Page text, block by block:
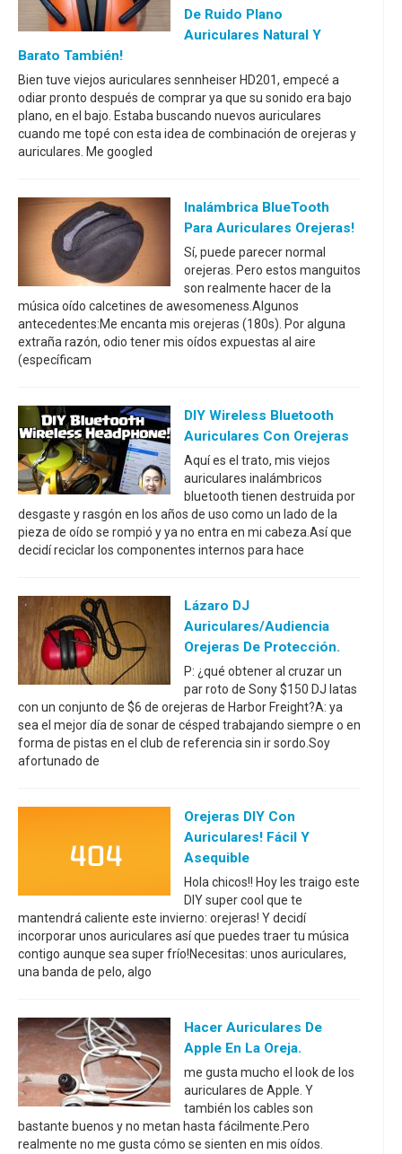
De Ruido Plano
Auriculares Natural Y
Barato También!
Bien tuve viejos auriculares sennheiser HD201, empecé a
odiar pronto después de comprar ya que su sonido era bajo
plano, en el bajo. Estaba buscando nuevos auriculares
cuando me topé con esta idea de combinación de orejeras y
auriculares. Me googled
Inalámbrica BlueTooth
Para Auriculares Orejeras!
Sí, puede parecer normal
orejeras. Pero estos manguitos
son realmente hacer de la
música oído calcetines de awesomeness.Algunos
antecedentes:Me encanta mis orejeras (180s). Por alguna
extraña razón, odio tener mis oídos expuestas al aire
(específicam
DIY Wireless Bluetooth
Auriculares Con Orejeras
Aquí es el trato, mis viejos
auriculares inalámbricos
bluetooth tienen destruida por
desgaste y rasgón en los años de uso como un lado de la
pieza de oído se rompió y ya no entra en mi cabeza.Así que
decidí reciclar los componentes internos para hace
Lázaro DJ
Auriculares/audiencia
Orejeras De Protección.
P: ¿qué obtener al cruzar un
par roto de Sony $150 DJ latas
con un conjunto de $6 de orejeras de Harbor Freight?A: ya
sea el mejor día de sonar de césped trabajando siempre o en
forma de pistas en el club de referencia sin ir sordo.Soy
afortunado de
Orejeras DIY Con
Auriculares! Fácil Y
Asequible
Hola chicos!! Hoy les traigo este
DIY super cool que te
mantendrá caliente este invierno: orejeras! Y decidí
incorporar unos auriculares así que puedes traer tu música
contigo aunque sea super frío!Necesitas: unos auriculares,
una banda de pelo, algo
Hacer Auriculares De
Apple En La Oreja.
me gusta mucho el look de los
auriculares de Apple. Y
también los cables son
bastante buenos y no metan hasta fácilmente.Pero
realmente no me gusta cómo se sienten en mis oídos.